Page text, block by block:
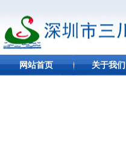
网站首页 关于我们